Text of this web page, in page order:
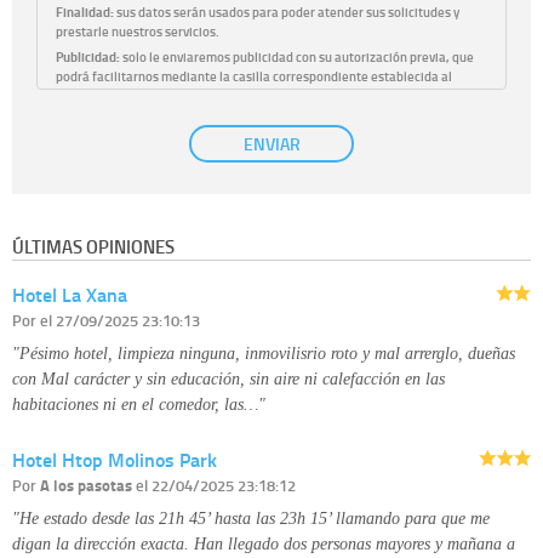
Finalidad:sus datos serán usados para poder atender sus solicitudes y
prestarle nuestros servicios.
Publicidad:solo le enviaremos publicidad con su autorización previa, que
podrá facilitarnos mediante la casilla correspondiente establecida al
efecto.
únicamente trataremos sus datos con su consentimiento
previo, que podrá facilitarnos mediante la casilla correspondiente
Derechos:tiene derecho a saber qué información tenemos sobre usted,
disponible en nuestra página web.
Información complementaria:
ENVIAR
ÚLTIMAS OPINIONES
Hotel La Xana
Porel 27/09/2025 23:10:13
"Pésimo hotel, limpieza ninguna, inmovilisrio roto y mal arrerglo, dueñas
con Mal carácter y sin educación, sin aire ni calefacción en las
habitaciones ni en el comedor, las…"
Hotel Htop Molinos Park
PorA los pasotasel 22/04/2025 23:18:12
"He estado desde las 21h 45’ hasta las 23h 15’ llamando para que me
digan la dirección exacta. Han llegado dos personas mayores y mañana a